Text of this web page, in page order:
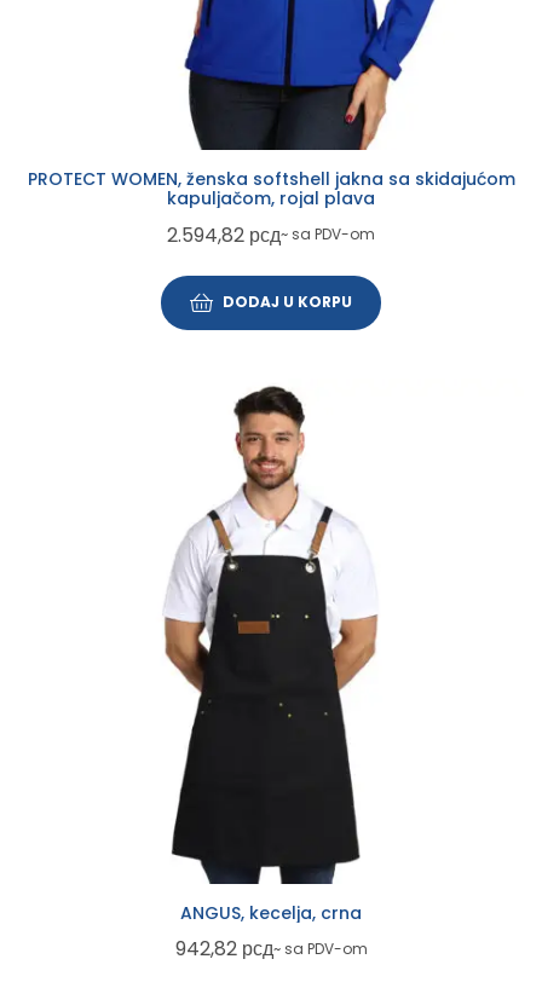
PROTECT WOMEN, ženska softshell jakna sa skidajućom
kapuljačom, rojal plava
2.594,82 рсд~ sa PDV-om
DODAJ U KORPU
ANGUS, kecelja, crna
942,82 рсд~ sa PDV-om